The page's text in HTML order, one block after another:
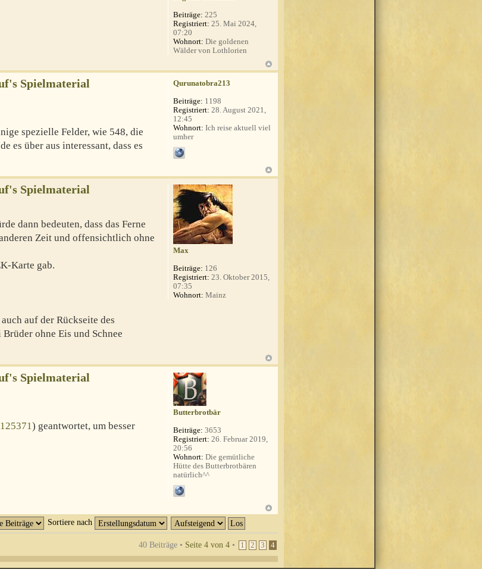
Beiträge: 225
Registriert: 25. Mai 2024,
07:20
Wohnort: Die goldenen
Wälder von Lothlorien
Spielmaterial
spezielle Felder, wie 548, die
es über aus interessant, dass es
Qurunatobra213
Beiträge: 1198
Registriert: 28. August 2021,
12:45
Wohnort: Ich reise aktuell viel
umher
Spielmaterial
dann bedeuten, dass das Ferne
Zeit und offensichtlich ohne
Karte gab.
auf der Rückseite des
ohne Eis und Schnee
Max
Beiträge: 126
Registriert: 23. Oktober 2015,
07:35
Wohnort: Mainz
Spielmaterial
) geantwortet, um besser
Butterbrotbär
Beiträge: 3653
Registriert: 26. Februar 2019,
20:56
Wohnort: Die gemütliche
Hütte des Butterbrotbären
natürlich^^
Sortiere nach
40 Beiträge • Seite 4 von 4 • 1 2 3 4